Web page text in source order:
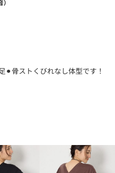
骨ストくびれなし体型です！